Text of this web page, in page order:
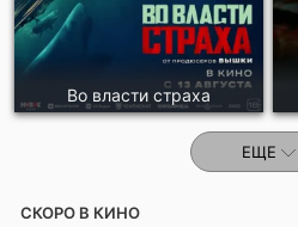
Во власти страха
ЕЩЕ
СКОРО В КИНО